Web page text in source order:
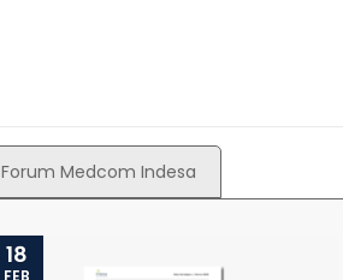
Forum Medcom Indesa
18
FEB